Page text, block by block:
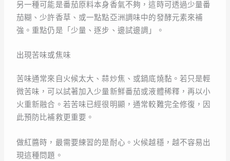
另一種可能是番茄原料本身香氣不夠，這時可透過少量番
茄糊、少許香草、或一點點亞洲調味中的發酵元素來補
強。重點仍是「少量、逐步、邊試邊調」。
出現苦味或焦味
苦味通常來自火候太大、蒜炒焦、或鍋底燒黏。若只是輕
微苦味，可以試著加入少量新鮮番茄或液體稀釋，再以小
火重新融合。若苦味已經很明顯，通常較難完全修復，因
此預防比補救更重要。
做紅醬時，最需要練習的是耐心。火候越穩，越不容易出
現這種問題。